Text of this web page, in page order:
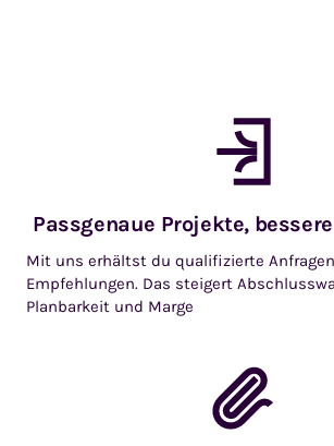
Passgenaue Projekte,
Mit uns erhältst du qualifizierte
Empfehlungen. Das steigert
Planbarkeit und Marge